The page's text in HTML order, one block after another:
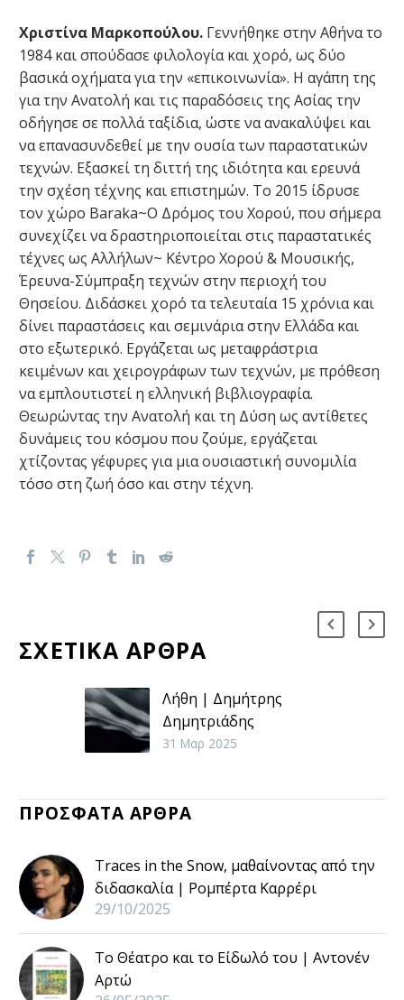
Χριστίνα Μαρκοπούλου. Γεννήθηκε στην Αθήνα το
1984 και σπούδασε φιλολογία και χορό, ως δύο
βασικά οχήματα για την «επικοινωνία». Η αγάπη της
για την Ανατολή και τις παραδόσεις της Ασίας την
οδήγησε σε πολλά ταξίδια, ώστε να ανακαλύψει και
να επανασυνδεθεί με την ουσία των παραστατικών
τεχνών. Εξασκεί τη διττή της ιδιότητα και ερευνά
την σχέση τέχνης και επιστημών. Το 2015 ίδρυσε
τον χώρο Baraka~Ο Δρόμος του Χορού, που σήμερα
συνεχίζει να δραστηριοποιείται στις παραστατικές
τέχνες ως Αλλήλων~ Κέντρο Χορού & Μουσικής,
Έρευνα-Σύμπραξη τεχνών στην περιοχή του
Θησείου. Διδάσκει χορό τα τελευταία 15 χρόνια και
δίνει παραστάσεις και σεμινάρια στην Ελλάδα και
στο εξωτερικό. Εργάζεται ως μεταφράστρια
κειμένων και χειρογράφων των τεχνών, με πρόθεση
να εμπλουτιστεί η ελληνική βιβλιογραφία.
Θεωρώντας την Ανατολή και τη Δύση ως αντίθετες
δυνάμεις του κόσμου που ζούμε, εργάζεται
χτίζοντας γέφυρες για μια ουσιαστική συνομιλία
τόσο στη ζωή όσο και στην τέχνη.
ΣΧΕΤΙΚΑ ΑΡΘΡΑ
Λήθη | Δημήτρης
Δημητριάδης
Αποξένωση, αγωνία
ανθρώπινη ύπαρξη
31 Μαρ 2025
ΠΡΟΣΦΑΤΑ ΑΡΘΡΑ
Traces in the Snow, μαθαίνοντας από την
διδασκαλία | Ρομπέρτα Καρρέρι
29/10/2025
Το Θέατρο και το Είδωλό του | Αντονέν
Αρτώ